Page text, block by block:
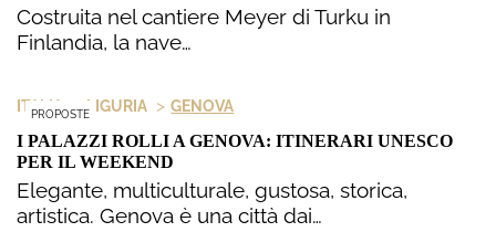
Costruita nel cantiere Meyer di Turku in
Finlandia, la nave…
PROPOSTE
ITALIA > LIGURIA > GENOVA
I PALAZZI ROLLI A GENOVA: ITINERARI UNESCO
PER IL WEEKEND
Elegante, multiculturale, gustosa, storica,
artistica. Genova è una città dai…